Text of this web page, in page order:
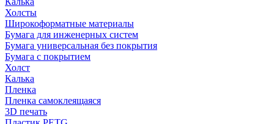
Холсты
Широкоформатные материалы
Бумага для инженерных систем
Бумага универсальная без покрытия
Бумага с покрытием
Холст
Калька
Пленка
Пленка самоклеящаяся
3D печать